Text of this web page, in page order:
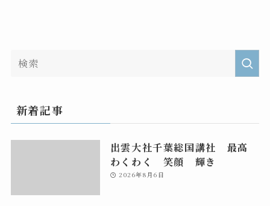
新着記事
出雲大社千葉総国講社 最高
わくわく 笑顔 輝き
2026年8月6日